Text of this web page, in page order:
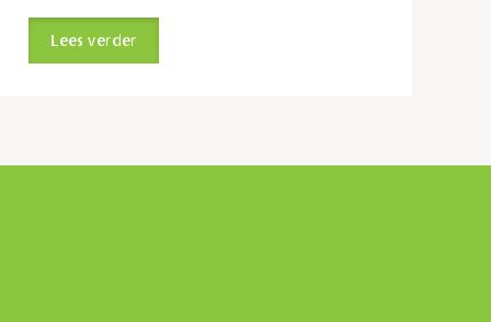
Lees verder